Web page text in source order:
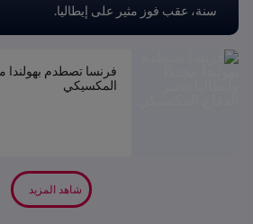
سنة، عقب فوز مثير على إيطاليا.
فرنسا تصطدم بهولندا
المكسيكي
شاهد المزيد